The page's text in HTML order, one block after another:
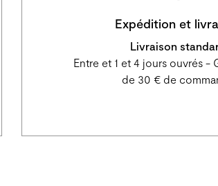
Expédition et
Livraison
Entre et 1 et 4 jours ouvrés -
de 30 € de